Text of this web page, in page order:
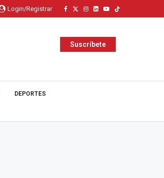
Login/Registrar
Suscríbete
DEPORTES